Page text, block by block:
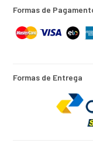
Formas de
Formas de Entrega